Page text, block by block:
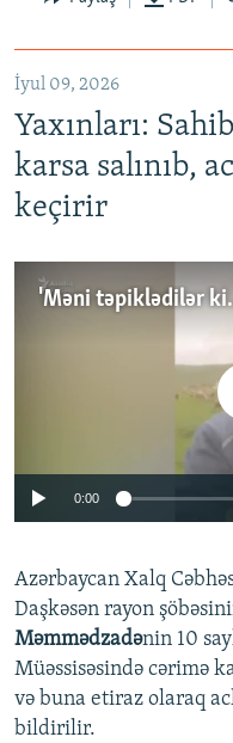
İyul 09, 2026
Yaxınları:
karsa salınıb,
keçirir
Auto 240p
720p
No media
0:00
Azərbaycan Xalq
Daşkəsən rayon
Məmmədzadənin 10
Müəssisəsində cərimə
və buna etiraz olaraq
bildirilir.